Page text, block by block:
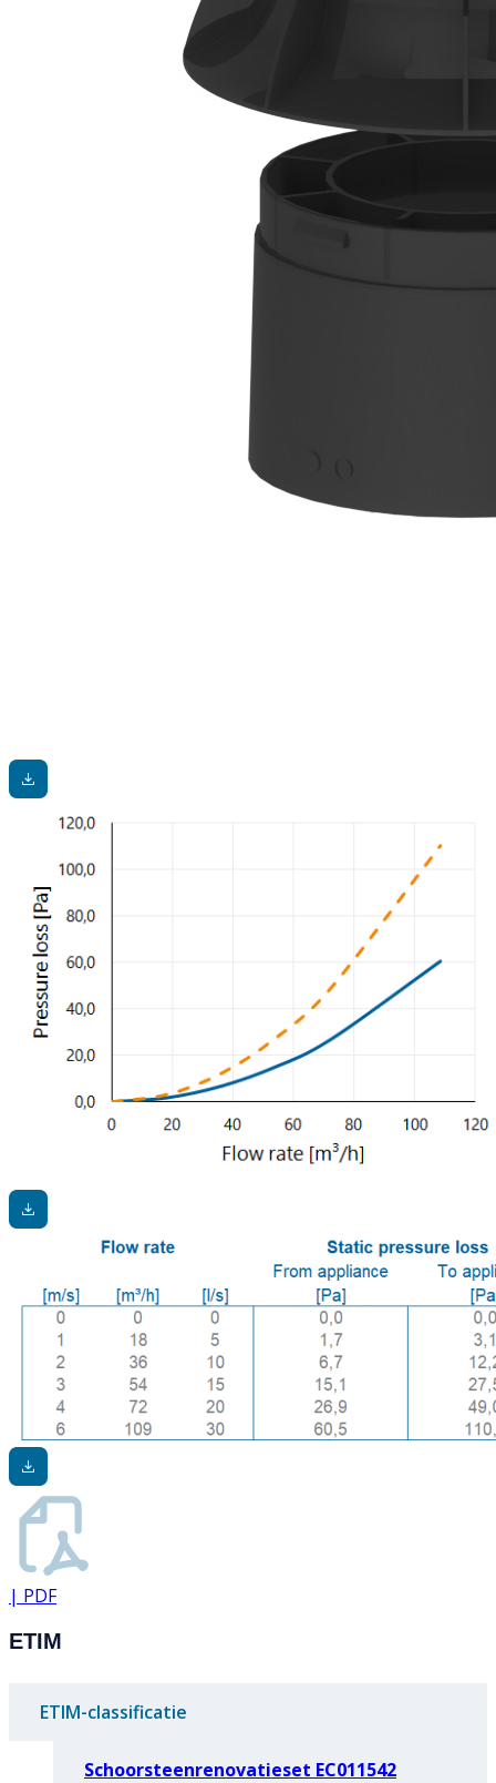
| PDF
ETIM
ETIM-classificatie
Schoorsteenrenovatieset EC011542